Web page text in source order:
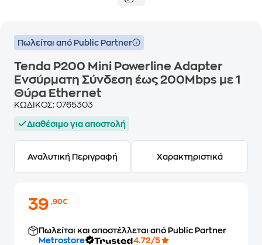
Πωλείται από Public Partner
Tenda P200 Mini Powerline Adapter
Ενσύρματη Σύνδεση έως 200Mbps με 1
Θύρα Ethernet
ΚΩΔΙΚΟΣ: 0765303
Διαθέσιμο για αποστολή
Αναλυτική Περιγραφή Χαρακτηριστικά
39,90€
Πωλείται και αποστέλλεται από Public Partner
Metrostore
4.72/5